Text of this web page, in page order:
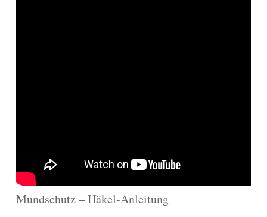
Mundschutz – Häkel-Anleitung